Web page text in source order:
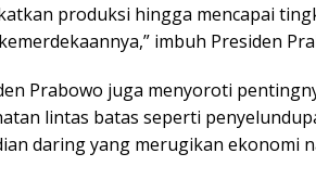
produksi hingga mencapai
imbuh Presiden
Prabowo juga menyoroti
lintas batas seperti
daring yang merugikan ekonomi